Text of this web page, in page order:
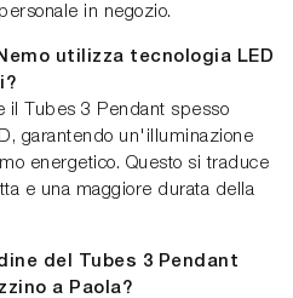
in negozio.
utilizza tecnologia LED
il Tubes 3 Pendant spesso
garantendo un'illuminazione
energetico. Questo si traduce
e una maggiore durata della
del Tubes 3 Pendant
a Paola?